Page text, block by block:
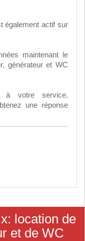
également actif sur
maintenant le
générateur et WC
à votre service.
une réponse
location de
et de WC